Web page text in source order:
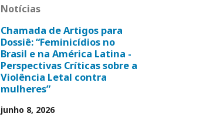
Notícias
Chamada de Artigos para
Dossiê: “Feminicídios no
Brasil e na América Latina -
Perspectivas Críticas sobre a
Violência Letal contra
mulheres”
junho 8, 2026